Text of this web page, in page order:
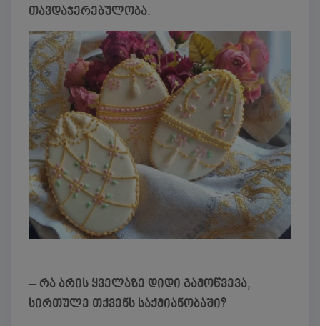
თავდაჯერებულობა.
– რა არის ყველაზე დიდი გამოწვევა,
სირთულე თქვენს საქმიანობაში?